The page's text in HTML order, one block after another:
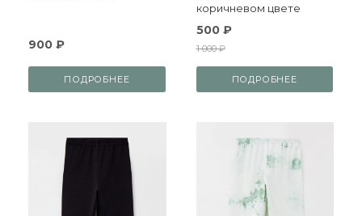
900 ₽
ПОДРОБНЕЕ
коричневом цвете
500 ₽
1 000 ₽
ПОДРОБНЕЕ